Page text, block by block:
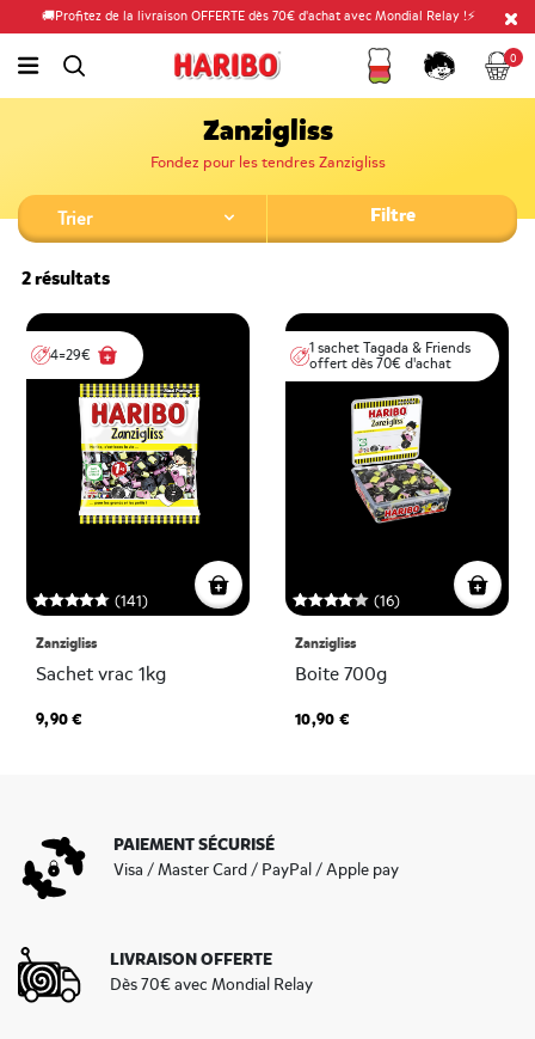
🚚Profitez de la livraison OFFERTE dès 70€ d'achat avec Mondial Relay !⚡
link.header.menu.label
simplesearch.search.label Fidélité
Compte
Panier
0
Zanzigliss
Fondez pour les tendres Zanzigliss
Filtre
2 résultats
(141)
4=29€
Zanzigliss
Sachet vrac 1kg
9,90 €
(16)
1 sachet Tagada & Friends
offert dès 70€ d'achat
Zanzigliss
Boite 700g
10,90 €
PAIEMENT SÉCURISÉ
Visa / Master Card / PayPal / Apple pay
LIVRAISON OFFERTE
Dès 70€ avec Mondial Relay